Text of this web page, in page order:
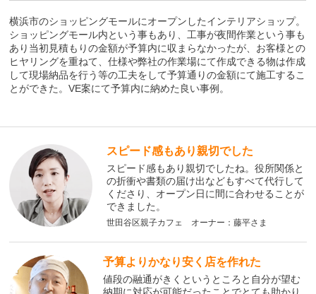
横浜市のショッピングモールにオープンしたインテリアショップ。
ショッピングモール内という事もあり、工事が夜間作業という事も
あり当初見積もりの金額が予算内に収まらなかったが、お客様との
ヒヤリングを重ねて、仕様や弊社の作業場にて作成できる物は作成
して現場納品を行う等の工夫をして予算通りの金額にて施工するこ
とができた。VE案にて予算内に納めた良い事例。
スピード感もあり親切でした
スピード感もあり親切でしたね。役所関係と
の折衝や書類の届け出などもすべて代行して
くださり、オープン日に間に合わせることが
できました。
世田谷区親子カフェ オーナー：藤平さま
予算よりかなり安く店を作れた
値段の融通がきくというところと自分が望む
納期に対応が可能だったことでとても助かり